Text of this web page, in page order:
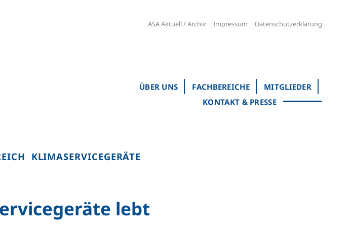
ASA Aktuell / Archiv Impressum Datenschutzerklärung
ÜBER UNS FACHBEREICHE
MITGLIEDER
KONTAKT & PRESSE
KLIMASERVICEGERÄTE
lebt